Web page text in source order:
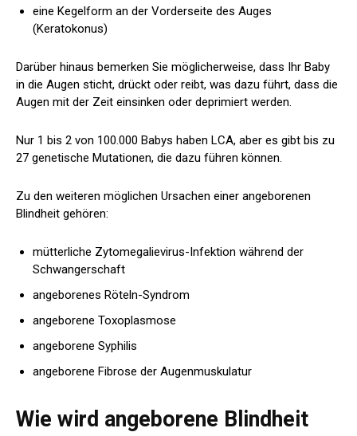
eine Kegelform an der Vorderseite des Auges
(Keratokonus)
Darüber hinaus bemerken Sie möglicherweise, dass Ihr Baby
in die Augen sticht, drückt oder reibt, was dazu führt, dass die
Augen mit der Zeit einsinken oder deprimiert werden.
Nur 1 bis 2 von 100.000 Babys haben LCA, aber es gibt bis zu
27 genetische Mutationen, die dazu führen können.
Zu den weiteren möglichen Ursachen einer angeborenen
Blindheit gehören:
mütterliche Zytomegalievirus-Infektion während der
Schwangerschaft
angeborenes Röteln-Syndrom
angeborene Toxoplasmose
angeborene Syphilis
angeborene Fibrose der Augenmuskulatur
Wie wird angeborene Blindheit